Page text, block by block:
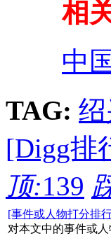
相
中
TAG:
[Digg排
顶:139
[事件或人物打分排
对本文中的事件或人